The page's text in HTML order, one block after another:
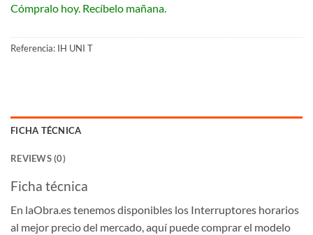
Cómpralo hoy. Recíbelo mañana.
Referencia: IH UNI T
FICHA TÉCNICA
REVIEWS (0)
Ficha técnica
En laObra.es tenemos disponibles los Interruptores horarios
al mejor precio del mercado, aquí puede comprar el modelo